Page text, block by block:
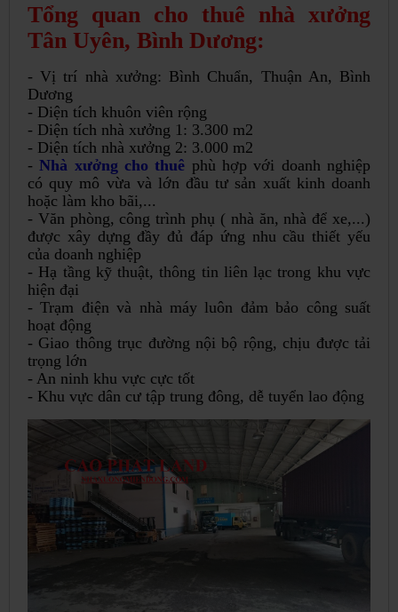
Tổng quan cho thuê nhà xưởng
Tân Uyên, Bình Dương:
- Vị trí nhà xưởng: Bình Chuẩn, Thuận An, Bình
Dương
- Diện tích khuôn viên rộng
- Diện tích nhà xưởng 1: 3.300 m2
- Diện tích nhà xưởng 2: 3.000 m2
- Nhà xưởng cho thuê phù hợp với doanh nghiệp
có quy mô vừa và lớn đầu tư sản xuất kinh doanh
hoặc làm kho bãi,...
- Văn phòng, công trình phụ ( nhà ăn, nhà để xe,...)
được xây dựng đầy đủ đáp ứng nhu cầu thiết yếu
của doanh nghiệp
- Hạ tầng kỹ thuật, thông tin liên lạc trong khu vực
hiện đại
- Trạm điện và nhà máy luôn đảm bảo công suất
hoạt động
- Giao thông trục đường nội bộ rộng, chịu được tải
trọng lớn
- An ninh khu vực cực tốt
- Khu vực dân cư tập trung đông, dễ tuyển lao động